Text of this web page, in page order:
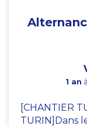
1 an
[CHANTIER
TURIN]Dans